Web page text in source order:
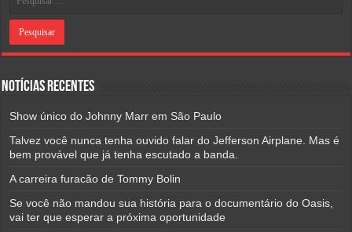
Notícias Recentes
Show único do Johnny Marr em São Paulo
Talvez você nunca tenha ouvido falar do Jefferson Airplane. Mas é
bem provável que já tenha escutado a banda.
A carreira furacão de Tommy Bolin
Se você não mandou sua história para o documentário do Oasis,
vai ter que esperar a próxima oportunidade